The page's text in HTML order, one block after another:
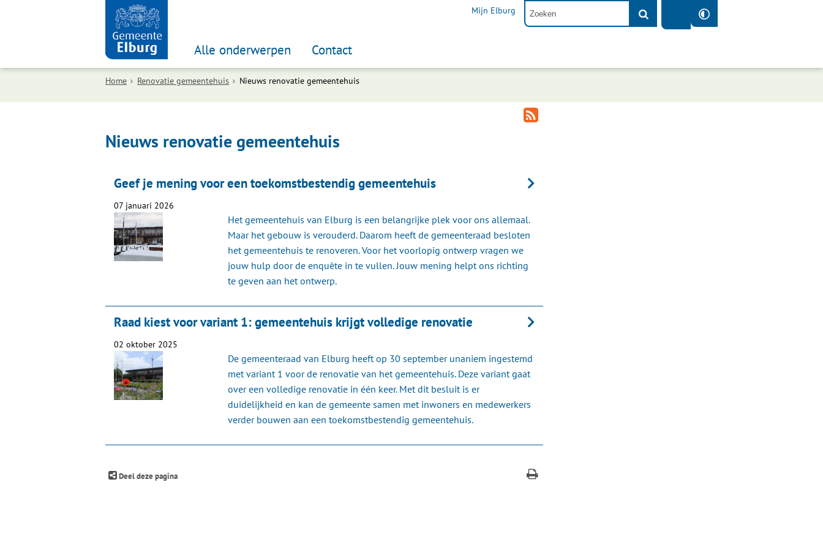
Mijn Elburg
Alle onderwerpen Contact
Home Renovatie gemeentehuis Nieuws renovatie gemeentehuis
Nieuws renovatie gemeentehuis
Geef je mening voor een toekomstbestendig gemeentehuis
07 januari 2026
Het gemeentehuis van Elburg is een belangrijke plek voor ons allemaal.
Maar het gebouw is verouderd. Daarom heeft de gemeenteraad besloten
het gemeentehuis te renoveren. Voor het voorlopig ontwerp vragen we
jouw hulp door de enquête in te vullen. Jouw mening helpt ons richting
te geven aan het ontwerp.
Raad kiest voor variant 1: gemeentehuis krijgt volledige renovatie
02 oktober 2025
De gemeenteraad van Elburg heeft op 30 september unaniem ingestemd
met variant 1 voor de renovatie van het gemeentehuis. Deze variant gaat
over een volledige renovatie in één keer. Met dit besluit is er
duidelijkheid en kan de gemeente samen met inwoners en medewerkers
verder bouwen aan een toekomstbestendig gemeentehuis.
Deel deze pagina